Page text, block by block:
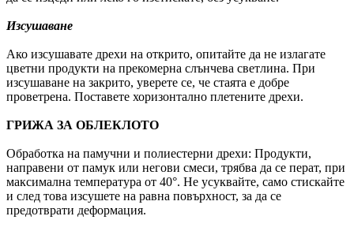
Изсушаване
Ако изсушавате дрехи на открито, опитайте да не излагате
цветни продукти на прекомерна слънчева светлина. При
изсушаване на закрито, уверете се, че стаята е добре
проветрена. Поставете хоризонтално плетените дрехи.
ГРИЖА ЗА ОБЛЕКЛОТО
Обработка на памучни и полиестерни дрехи: Продукти,
направени от памук или негови смеси, трябва да се перат, при
максимална температура от 40°. Не усуквайте, само стискайте
и след това изсушете на равна повърхност, за да се
предотврати деформация.